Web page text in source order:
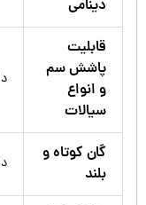
دینامی
قابلیت
پاشش سم
و انواع
سیالات
گان کوتاه و
بلند